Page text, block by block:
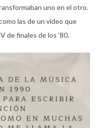
uno en el otro.
las de un vídeo que
de finales de los ’80.